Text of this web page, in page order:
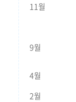
11월
9월
4월
2월